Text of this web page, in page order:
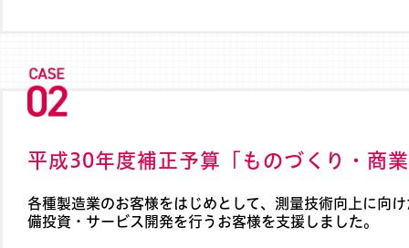
平成30年度補正予算「ものづくり・商
各種製造業のお客様をはじめとして、測量技術向上に向
備投資・サービス開発を行うお客様を支援しました。